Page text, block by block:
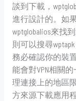
談到下載，
進行設計的。如
wptglobalios來找
則可以搜尋
務必確認你的裝
能會對VPN相關
理連接上的地區
方來源下載應用